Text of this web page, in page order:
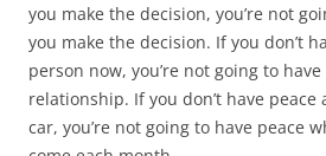
you make the decision, you’re not
you make the decision. If you don’t
person now, you’re not going to
relationship. If you don’t have
car, you’re not going to have peace